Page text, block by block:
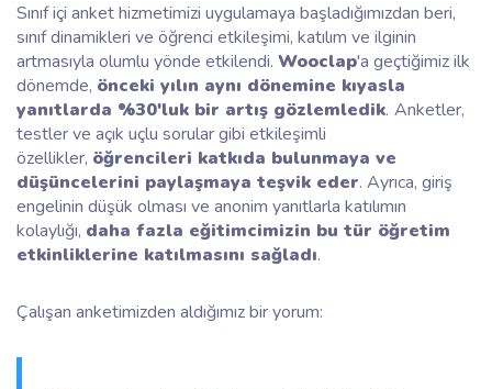
Sınıf içi anket hizmetimizi uygulamaya başladığımızdan beri,
sınıf dinamikleri ve öğrenci etkileşimi, katılım ve ilginin
artmasıyla olumlu yönde etkilendi. Wooclap'a geçtiğimiz ilk
dönemde, önceki yılın aynı dönemine kıyasla
yanıtlarda %30'luk bir artış gözlemledik. Anketler,
testler ve açık uçlu sorular gibi etkileşimli
özellikler, öğrencileri katkıda bulunmaya ve
düşüncelerini paylaşmaya teşvik eder. Ayrıca, giriş
engelinin düşük olması ve anonim yanıtlarla katılımın
kolaylığı, daha fazla eğitimcimizin bu tür öğretim
etkinliklerine katılmasını sağladı.
Çalışan anketimizden aldığımız bir yorum: